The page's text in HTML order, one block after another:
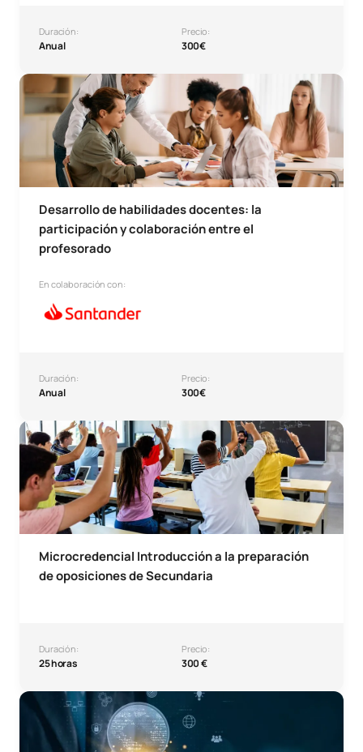
Duración:
Anual
Precio:
300€
Desarrollo de habilidades docentes: la
participación y colaboración entre el
profesorado
En colaboración con:
Duración:
Anual
Precio:
300€
Microcredencial Desarrollo de habilidades docentes: la
Microcredencial Introducción a la preparación
de oposiciones de Secundaria
Duración:
25 horas
Precio:
300 €
Microcredencial Introducción a la preparación de
Microcredencial en Competencias Globales en Educación